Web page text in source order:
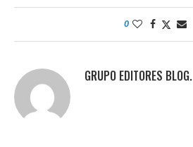
0
GRUPO EDITORES BLOG.